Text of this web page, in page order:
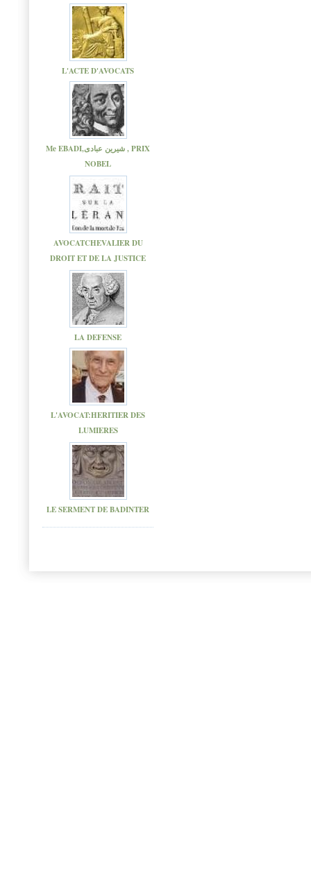
L'ACTE D'AVOCATS
Me EBADI,شیرین عبادی , PRIX
NOBEL
AVOCATCHEVALIER DU
DROIT ET DE LA JUSTICE
LA DEFENSE
L'AVOCAT:HERITIER DES
LUMIERES
LE SERMENT DE BADINTER